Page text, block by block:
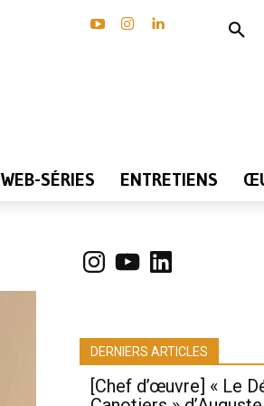
WEB-SÉRIES ENTRETIENS
Instagram
YouTubeLinkedIn
DERNIERS ARTICLES
[Chef d’œuvre] « Le